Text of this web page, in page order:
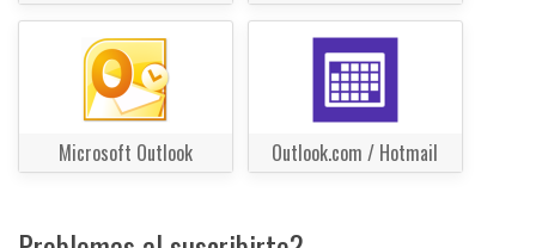
Microsoft Outlook Outlook.com / Hotmail